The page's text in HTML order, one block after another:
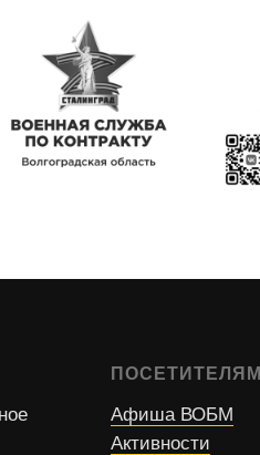
ПОСЕТИТЕЛЯМ
Афиша ВОБМ
Активности